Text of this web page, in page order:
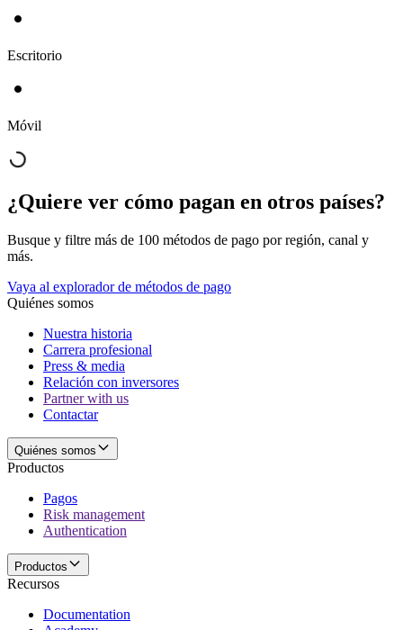
Escritorio
Móvil
¿Quiere ver cómo pagan en otros países?
Busque y filtre más de 100 métodos de pago por región, canal y
más.
Vaya al explorador de métodos de pago
Quiénes somos
Nuestra historia
Carrera profesional
Press & media
Relación con inversores
Partner with us
Contactar
Quiénes somos
Productos
Pagos
Risk management
Authentication
Productos
Recursos
Documentation